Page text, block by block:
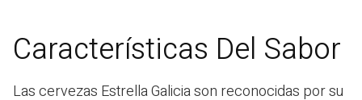
Características Del Sabor
Las cervezas Estrella Galicia son reconocidas por su